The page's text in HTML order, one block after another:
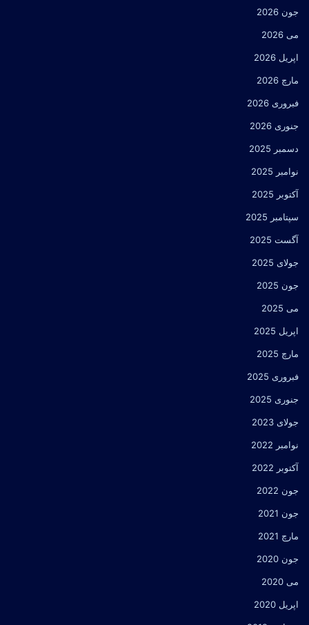
جون 2026
می 2026
اپریل 2026
مارچ 2026
فبروری 2026
جنوری 2026
دسمبر 2025
نوامبر 2025
آکتوبر 2025
سپتامبر 2025
آگست 2025
جولای 2025
جون 2025
می 2025
اپریل 2025
مارچ 2025
فبروری 2025
جنوری 2025
جولای 2023
نوامبر 2022
آکتوبر 2022
جون 2022
جون 2021
مارچ 2021
جون 2020
می 2020
اپریل 2020